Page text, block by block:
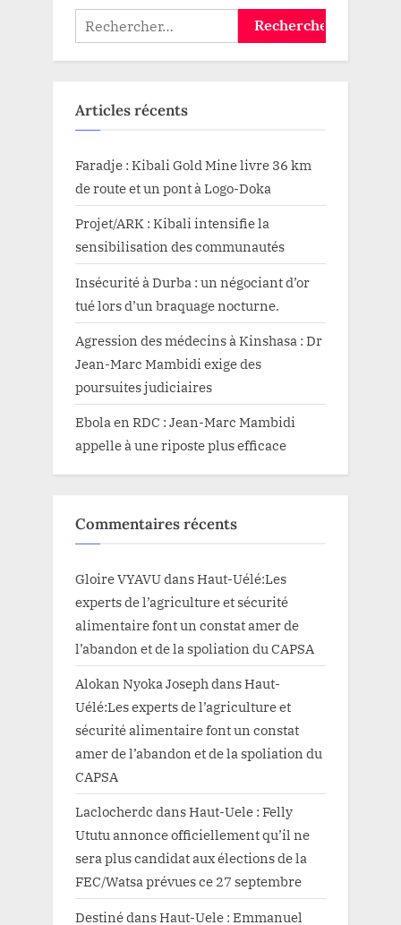
Rechercher :
Articles récents
Faradje : Kibali Gold Mine livre 36 km
de route et un pont à Logo-Doka
Projet/ARK : Kibali intensifie la
sensibilisation des communautés
Insécurité à Durba : un négociant d’or
tué lors d’un braquage nocturne.
Agression des médecins à Kinshasa : Dr
Jean-Marc Mambidi exige des
poursuites judiciaires
Ebola en RDC : Jean-Marc Mambidi
appelle à une riposte plus efficace
Commentaires récents
Gloire VYAVUdansHaut-Uélé:Les
experts de l’agriculture et sécurité
alimentaire font un constat amer de
l’abandon et de la spoliation du CAPSA
Alokan Nyoka JosephdansHaut-
Uélé:Les experts de l’agriculture et
sécurité alimentaire font un constat
amer de l’abandon et de la spoliation du
CAPSA
Laclocherdc dansHaut-Uele : Felly
Ututu annonce officiellement qu’il ne
sera plus candidat aux élections de la
FEC/Watsa prévues ce 27 septembre
DestinédansHaut-Uele : Emmanuel